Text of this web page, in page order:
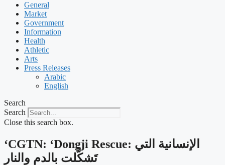
General
Market
Government
Information
Health
Athletic
Arts
Press Releases
Arabic
English
Search
Search
Close this search box.
‘CGTN: ‘Dongji Rescue: الإنسانية التي
تَشكَّلت بالدم والنار